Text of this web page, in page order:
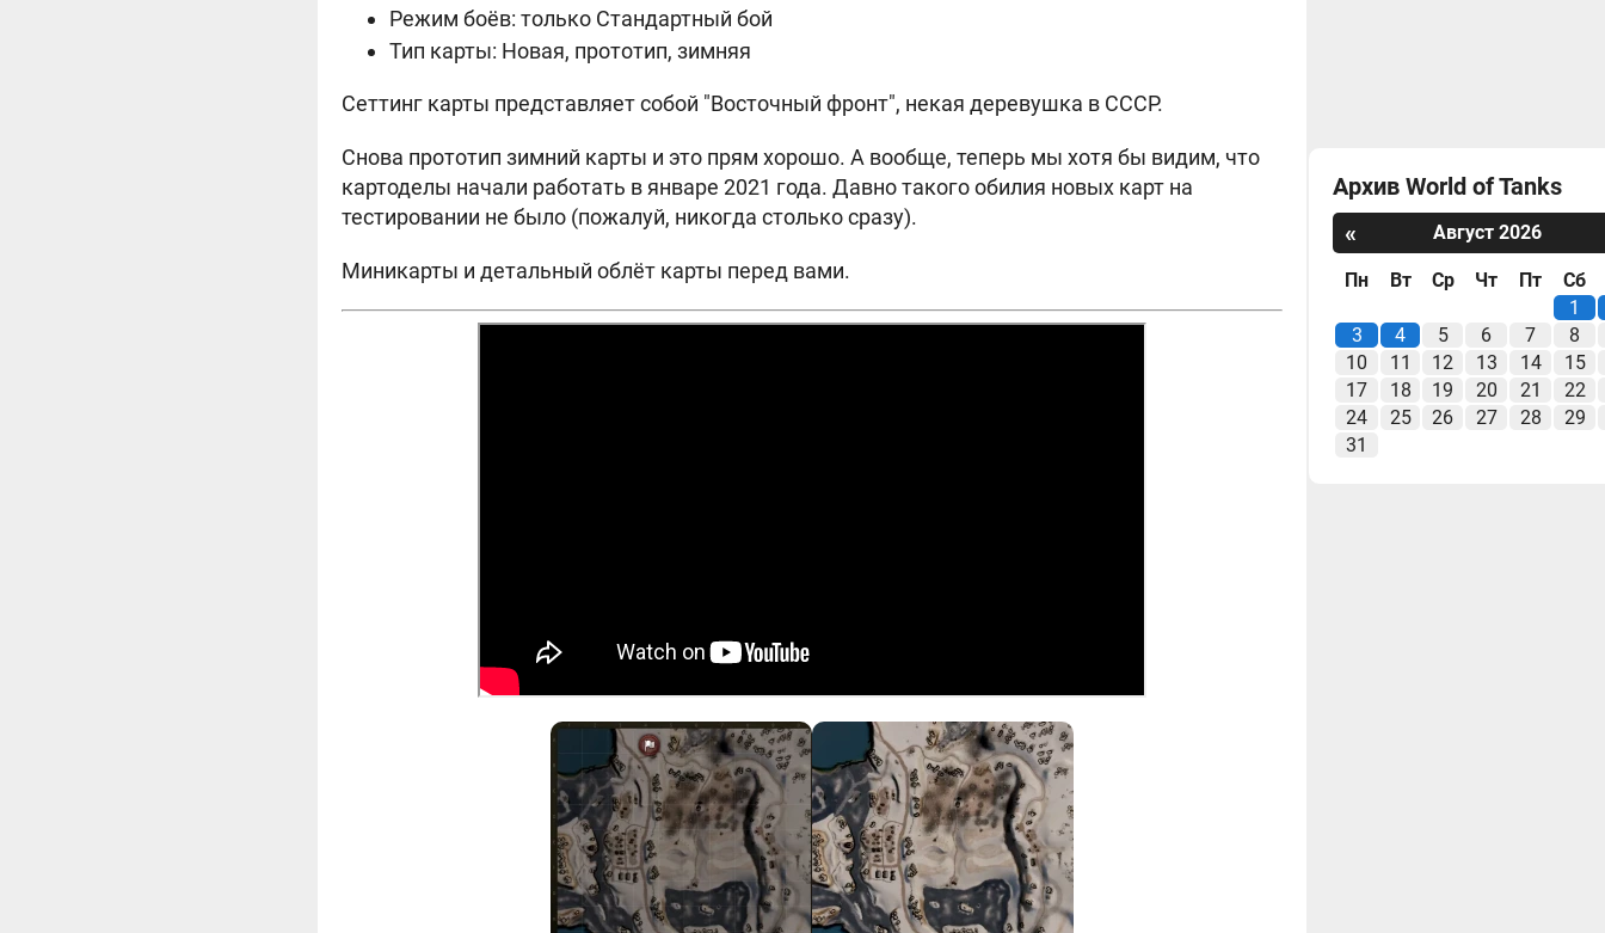
Режим боёв: только Стандартный бой
Тип карты: Новая, прототип, зимняя
Сеттинг карты представляет собой "Восточный фронт", некая деревушка в СССР.
Снова прототип зимний карты и это прям хорошо. А вообще, теперь мы хотя бы видим, что
картоделы начали работать в январе 2021 года. Давно такого обилия новых карт на
тестировании не было (пожалуй, никогда столько сразу).
Миникарты и детальный облёт карты перед вами.
Архив World of Tanks
«
Август 2026
Пн Вт Ср Чт Пт
Сб
1
3
4 5 6 7
8
10
11 12 13 14
15
17
18 19 20 21
22
24
25 26 27 28
29
31